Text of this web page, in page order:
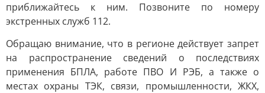
приближайтесь к ним. Позвоните по номеру
экстренных служб 112.
Обращаю внимание, что в регионе действует запрет
на распространение сведений о последствиях
применения БПЛА, работе ПВО И РЭБ, а также о
местах охраны ТЭК, связи, промышленности, ЖКХ,